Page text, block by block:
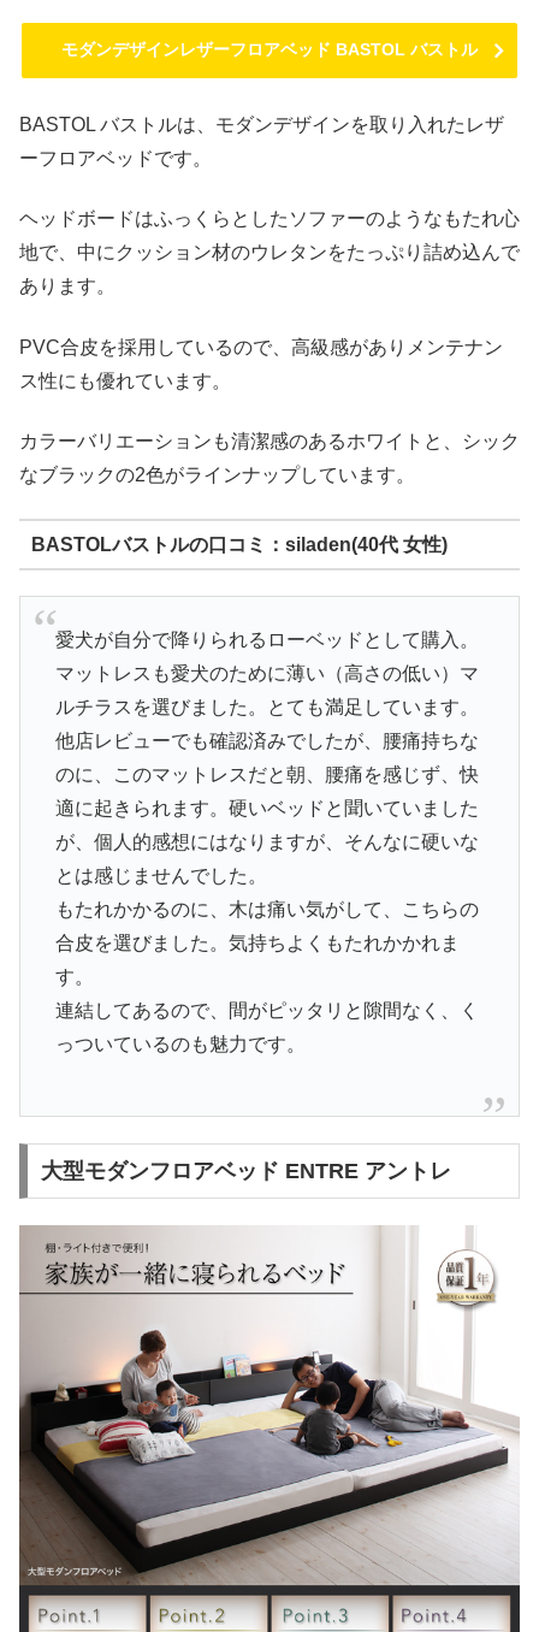
モダンデザインレザーフロアベッド BASTOL バストル
BASTOL バストルは、モダンデザインを取り入れたレザ
ーフロアベッドです。
ヘッドボードはふっくらとしたソファーのようなもたれ心
地で、中にクッション材のウレタンをたっぷり詰め込んで
あります。
PVC合皮を採用しているので、高級感がありメンテナン
ス性にも優れています。
カラーバリエーションも清潔感のあるホワイトと、シック
なブラックの2色がラインナップしています。
BASTOLバストルの口コミ：siladen(40代 女性)
愛犬が自分で降りられるローベッドとして購入。
マットレスも愛犬のために薄い（高さの低い）マ
ルチラスを選びました。とても満足しています。
他店レビューでも確認済みでしたが、腰痛持ちな
のに、このマットレスだと朝、腰痛を感じず、快
適に起きられます。硬いベッドと聞いていました
が、個人的感想にはなりますが、そんなに硬いな
とは感じませんでした。
もたれかかるのに、木は痛い気がして、こちらの
合皮を選びました。気持ちよくもたれかかれま
す。
連結してあるので、間がピッタリと隙間なく、く
っついているのも魅力です。
大型モダンフロアベッド ENTRE アントレ